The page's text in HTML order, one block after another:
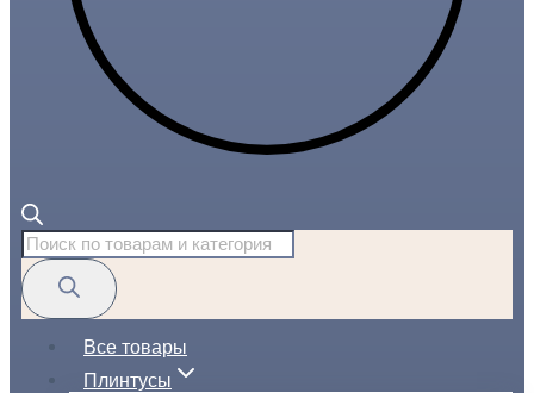
Поиск
товаров
Все товары
Плинтусы